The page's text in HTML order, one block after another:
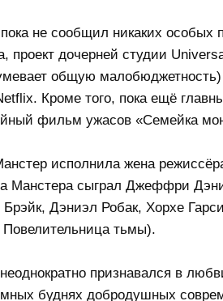
не сообщил никаких
проект дочерней студии
общую малобюджетность)
Кроме того, пока ещё
фильм ужасов «Семейка
исполнила жена
Манстера сыграл Джеффри
Дэниэл Робак, Хорхе
Повелительница тьмы).
признавался в
буднях добродушных